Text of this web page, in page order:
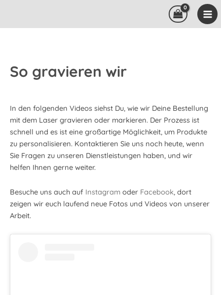
springen
So gravieren wir
In den folgenden Videos siehst Du, wie wir Deine Bestellung
mit dem Laser gravieren oder markieren. Der Prozess ist
schnell und es ist eine großartige Möglichkeit, um Produkte
zu personalisieren. Kontaktieren Sie uns noch heute, wenn
Sie Fragen zu unseren Dienstleistungen haben, und wir
helfen Ihnen gerne weiter.
Besuche uns auch auf Instagram oder Facebook, dort
zeigen wir euch laufend neue Fotos und Videos von unserer
Arbeit.